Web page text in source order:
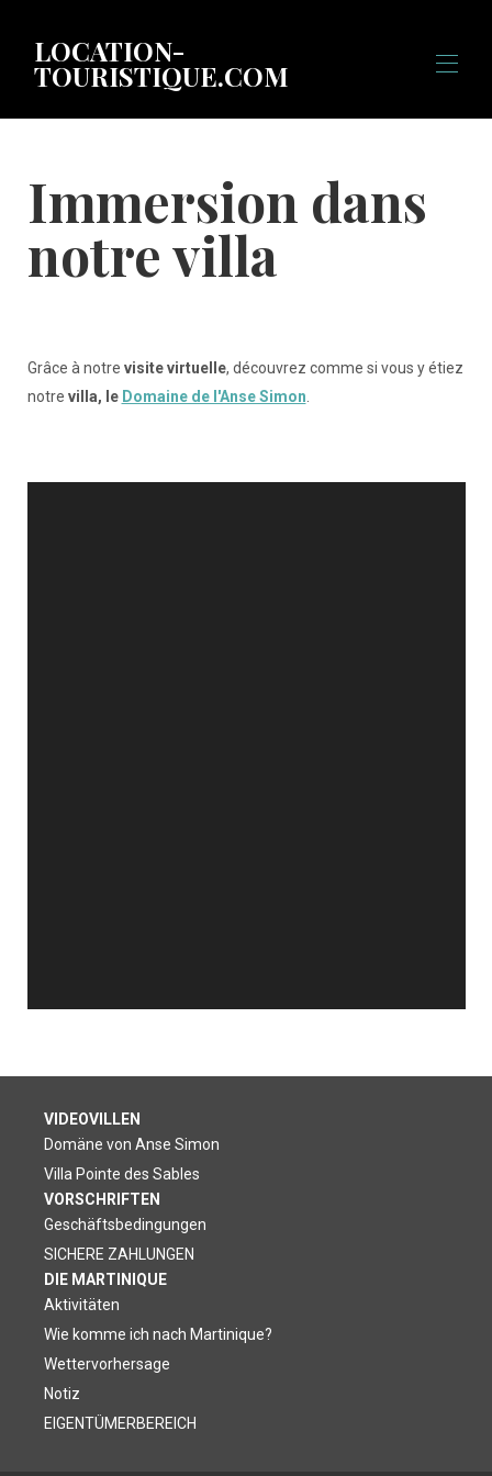
LOCATION-
TOURISTIQUE.COM
Alle Objekte
Videos
Virtueller Besuch
Aktivitäten
Wie komme ich nach Martinique?
Immersion dans
notre villa
Grâce à notre visite virtuelle, découvrez comme si vous y étiez
notre villa, le Domaine de l'Anse Simon
VIDEOVILLEN
Domäne von Anse Simon
Villa Pointe des Sables
VORSCHRIFTEN
Geschäftsbedingungen
SICHERE ZAHLUNGEN
DIE MARTINIQUE
Aktivitäten
Wie komme ich nach Martinique?
Wettervorhersage
Notiz
EIGENTÜMERBEREICH